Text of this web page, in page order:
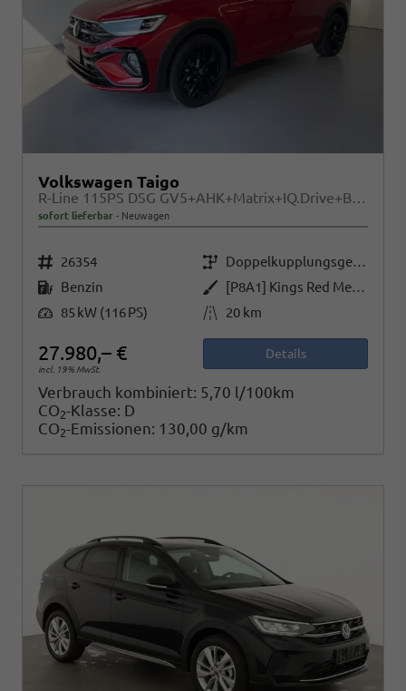
Volkswagen Taigo
R-Line 115PS DSG GV5+AHK+Matrix+IQ.Drive+Black+Keyless+Alu18+Cam+Sitzheiz
sofort lieferbar Neuwagen
Fahrzeugnr. 26354 Getriebe
Doppelkupplungsgetriebe (DSG)
Kraftstoff Benzin Außenfarbe
[P8A1] Kings Red Metallic / Dach Schwarz
Leistung 85 kW (116 PS) Kilometerstand 20 km
27.980,– €
incl. 19% MwSt.
Details
Verbrauch kombiniert: 5,70 l/100km
CO2-Klasse: D
CO2-Emissionen: 130,00 g/km